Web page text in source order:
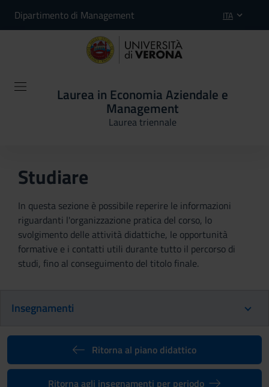
Dipartimento di Management ITA
Laurea in Economia Aziendale e
Management
Laurea triennale
Studiare
In questa sezione è possibile reperire le informazioni
riguardanti l'organizzazione pratica del corso, lo
svolgimento delle attività didattiche, le opportunità
formative e i contatti utili durante tutto il percorso di
studi, fino al conseguimento del titolo finale.
Insegnamenti
Ritorna al piano didattico
Ritorna agli insegnamenti per periodo